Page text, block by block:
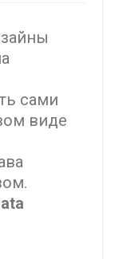
сами
виде